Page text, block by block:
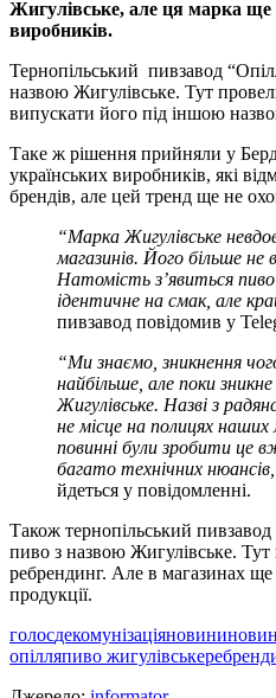
Жигулівське, але ця марка
виробників.
Тернопільський пивзавод
назвою Жигулівське. Тут
випускати його під іншою
Таке ж рішення прийняли у
українських виробників, які
брендів, але цей тренд ще не
“Марка Жигулівське
магазинів. Його більше
Натомість з’явиться
ідентичне на смак, але
пивзавод повідомив у
“Ми знаємо, зникнення
найбільше, але поки
Жигулівське. Назві з
не місце на полицях наших
повинні були зробити це
багато технічних
йдеться у повідомленні.
Також тернопільський
пиво з назвою Жигулівське.
ребрендинг. Але в магазинах
продукції.
голосдекомунізаціяновини
опілляпиво жигулівське